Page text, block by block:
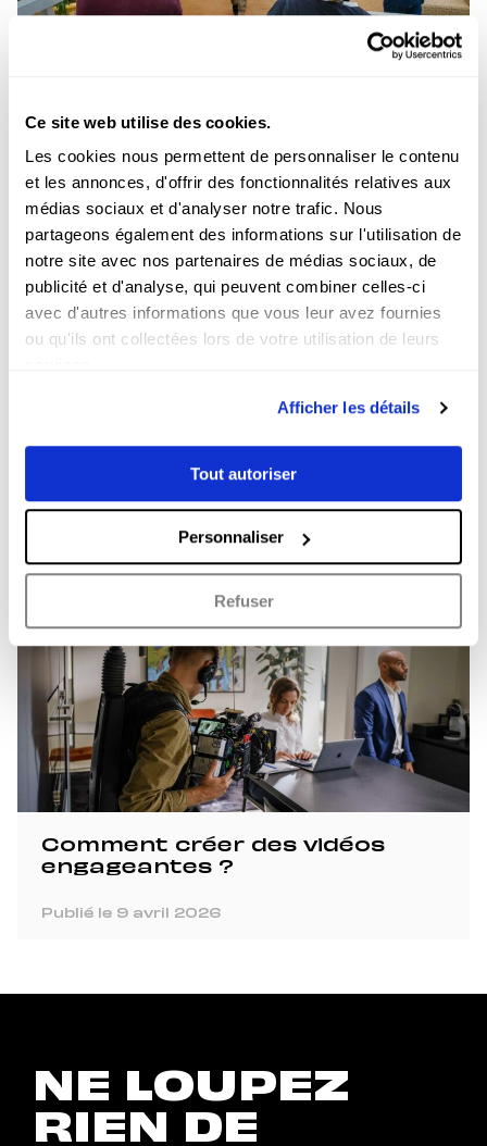
Ce site web utilise des cookies.
Les cookies nous permettent de personnaliser le contenu
et les annonces, d'offrir des fonctionnalités relatives aux
médias sociaux et d'analyser notre trafic. Nous
partageons également des informations sur l'utilisation de
notre site avec nos partenaires de médias sociaux, de
publicité et d'analyse, qui peuvent combiner celles-ci
avec d'autres informations que vous leur avez fournies
ou qu'ils ont collectées lors de votre utilisation de leurs
Afficher les détails
Tout autoriser
Personnaliser
Refuser
que la vidéo corporate sur
LinkedIn
Comment créer des vidéos
engageantes ?
Publié le 9 avril 2026
NE LOUPEZ
RIEN DE